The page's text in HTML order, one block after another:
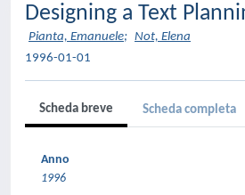
Designing a Text
Pianta, Emanuele; Not, Elena
1996-01-01
Scheda breve Scheda completa
Anno
1996